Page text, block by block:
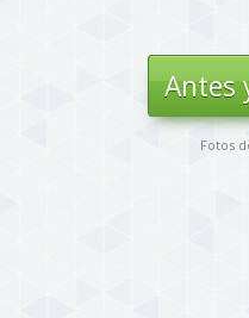
Antes
Fotos